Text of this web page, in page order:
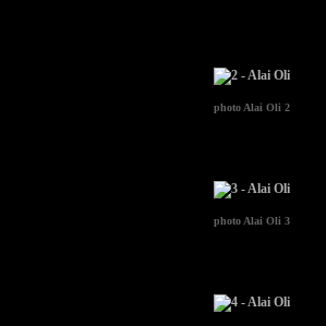
photo Alai Oli 2
photo Alai Oli 3